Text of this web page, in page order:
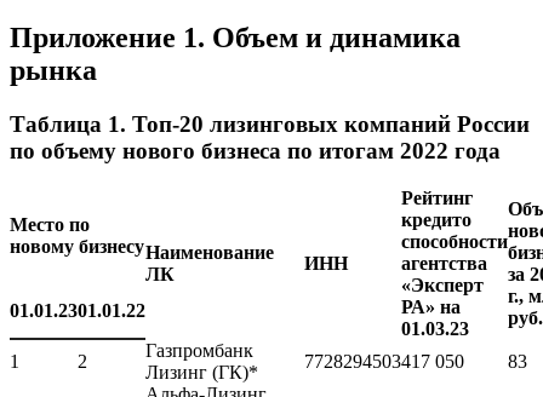
Приложение 1. Объем и динамика
рынка
Таблица 1. Топ-20 лизинговых компаний России
по объему нового бизнеса по итогам 2022 года
Место по
новому бизнесуНаименование
ЛК
ИНН
Рейтинг
кредито
способности
агентства
«Эксперт
РА» на
01.03.23
за
г.,
руб.
01.01.2301.01.22
1 2
Газпромбанк
Лизинг (ГК)*
7728294503417 050 83